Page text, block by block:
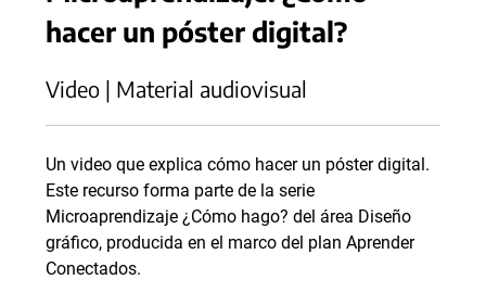
hacer un póster digital?
Video | Material audiovisual
Un video que explica cómo hacer un póster digital.
Este recurso forma parte de la serie
Microaprendizaje ¿Cómo hago? del área Diseño
gráfico, producida en el marco del plan Aprender
Conectados.